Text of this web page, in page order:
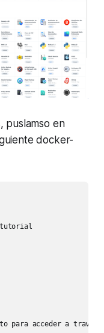
puslamso en
docker-
para acceder a